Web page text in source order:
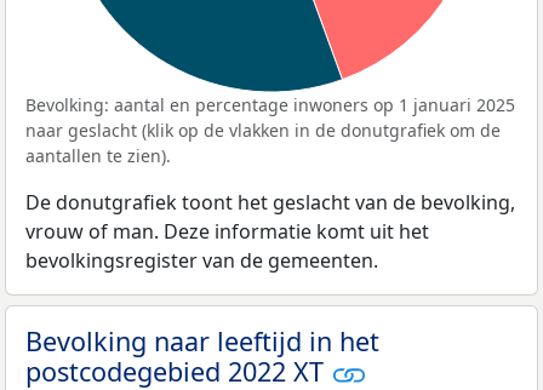
Bevolking: aantal en percentage inwoners op 1 januari 2025
naar geslacht (klik op de vlakken in de donutgrafiek om de
aantallen te zien).
De donutgrafiek toont het geslacht van de bevolking,
vrouw of man. Deze informatie komt uit het
bevolkingsregister van de gemeenten.
Bevolking naar leeftijd in het
postcodegebied 2022 XT